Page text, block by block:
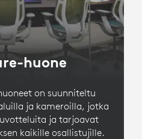
huone
on suunniteltu
ja kameroilla, jotka
ja tarjoavat
kaikille osallistujille.